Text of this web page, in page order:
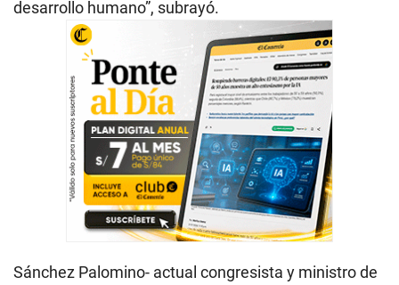
desarrollo humano”, subrayó.
Sánchez Palomino- actual congresista y ministro de